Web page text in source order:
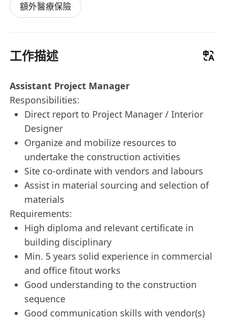
額外醫療保險
工作描述
Assistant Project Manager
Responsibilities:
Direct report to Project Manager / Interior
Designer
Organize and mobilize resources to
undertake the construction activities
Site co-ordinate with vendors and labours
Assist in material sourcing and selection of
materials
Requirements:
High diploma and relevant certificate in
building disciplinary
Min. 5 years solid experience in commercial
and office fitout works
Good understanding to the construction
sequence
Good communication skills with vendor(s)